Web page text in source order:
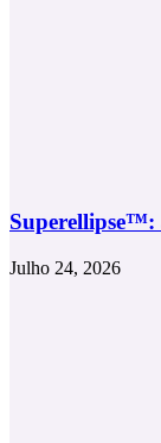
Superellipse™:
Julho 24, 2026